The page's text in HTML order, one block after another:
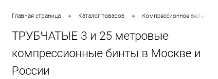
Главная страница • Каталог товаров • Компрессионное бельё в
ТРУБЧАТЫЕ 3 и 25 метровые
компрессионные бинты в Москве и
России